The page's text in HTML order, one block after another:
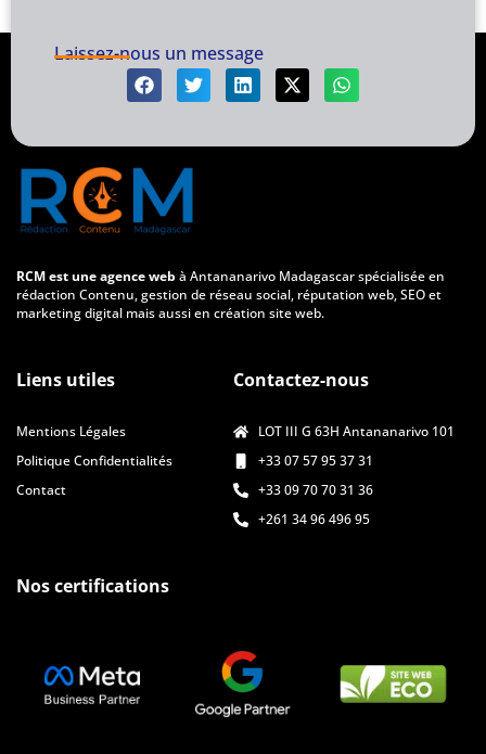
Laissez-nous un message
RCM est une agence web à Antananarivo Madagascar spécialisée en
rédaction Contenu, gestion de réseau social, réputation web, SEO et
marketing digital mais aussi en création site web.
Liens utiles
Mentions Légales
Politique Confidentialités
Contact
Contactez-nous
LOT III G 63H Antananarivo 101
+33 07 57 95 37 31
+33 09 70 70 31 36
+261 34 96 496 95
Nos certifications